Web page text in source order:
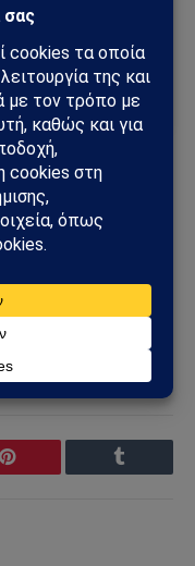
για να λαμβάνεις
και αναλύσεις.
source
Ρότζερς
Instagram
Pinterest Tumblr